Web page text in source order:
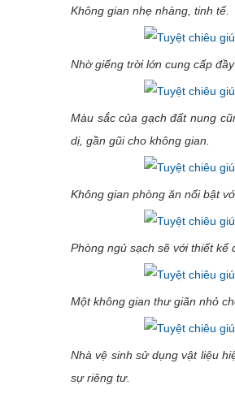
Không gian nhẹ nhàng, tinh tế.
Nhờ giếng trời lớn cung cấp
Màu sắc của gạch đất nung
dị, gần gũi cho không gian.
Không gian phòng ăn nổi bật
Phòng ngủ sạch sẽ với thiết kế
Một không gian thư giãn nhỏ
Nhà vệ sinh sử dụng vật liệu
sự riêng tư.